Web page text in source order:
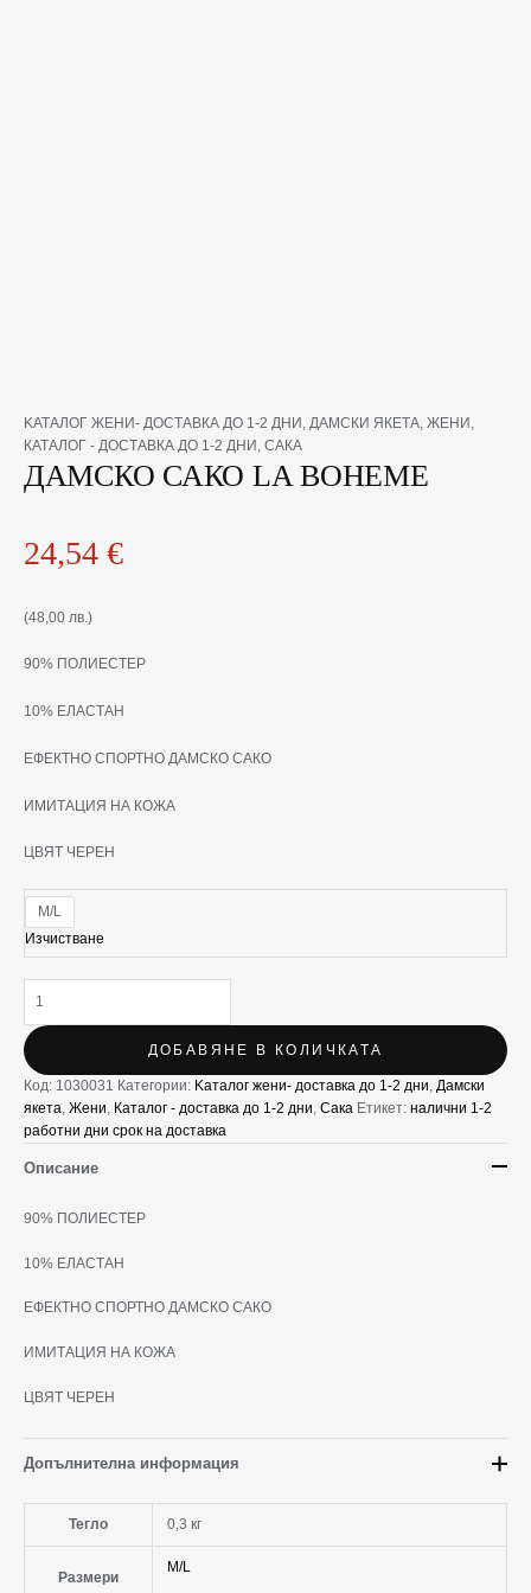
KАТАЛОГ ЖЕНИ- ДОСТАВКА ДО 1-2 ДНИ ДАМСКИ ЯКЕТА ЖЕНИ
КАТАЛОГ - ДОСТАВКА ДО 1-2 ДНИ САКА
ДАМСКО САКО LA BOHEME
24,54 €
(48,00 лв.)
90% ПОЛИЕСТЕР
10% ЕЛАСТАН
ЕФЕКТНО СПОРТНО ДАМСКО САКО
ИМИТАЦИЯ НА КОЖА
ЦВЯТ ЧЕРЕН
M/L
Изчистване
количество
за
ДАМСКО
САКО
ДОБАВЯНЕ В КОЛИЧКАТА
Код: 1030031 Категории: Kаталог жени- доставка до 1-2 дни Дамски
якета Жени Каталог - доставка до 1-2 дни Сака Етикет: налични 1-2
работни дни срок на доставка
Описание
90% ПОЛИЕСТЕР
10% ЕЛАСТАН
ЕФЕКТНО СПОРТНО ДАМСКО САКО
ИМИТАЦИЯ НА КОЖА
ЦВЯТ ЧЕРЕН
Допълнителна информация
Тегло 0,3 кг
Размери
M/L